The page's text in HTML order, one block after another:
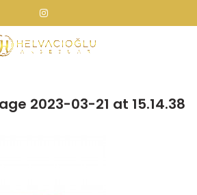
2023-03-21 at 15.14.38